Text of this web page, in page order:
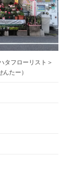
タフローリスト＞
たー）